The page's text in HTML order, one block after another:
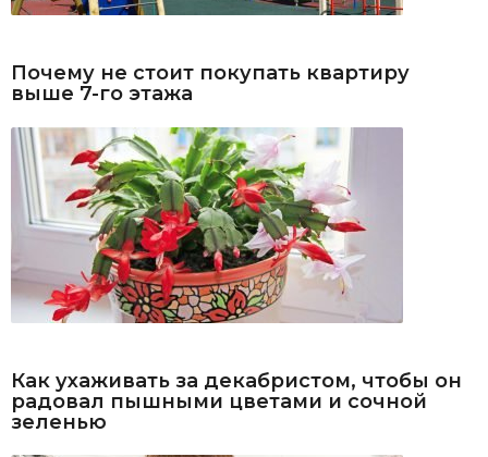
Почему не стоит покупать квартиру
выше 7-го этажа
Как ухаживать за декабристом, чтобы он
радовал пышными цветами и сочной
зеленью